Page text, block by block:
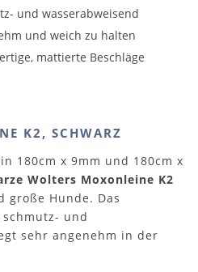
und wasserabweisend
und weich zu halten
mattierte Beschläge
K2, SCHWARZ
180cm x 9mm und 180cm x
Wolters Moxonleine K2
Hunde. Das
und
sehr angenehm in der